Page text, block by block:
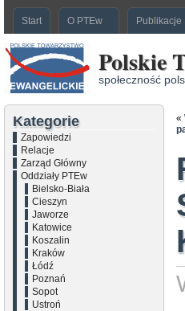
Start O PTEw Publikacje
Polskie
społeczność
Kategorie
Zapowiedzi
Relacje
Zarząd Główny
Oddziały PTEw
Bielsko-Biała
Cieszyn
Jaworze
Katowice
Koszalin
Kraków
Łódź
Poznań
Sopot
Ustroń
«